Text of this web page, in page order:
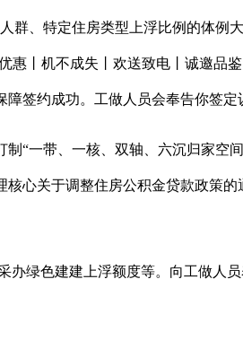
、特定住房类型上浮比例的体例
丨机不成失丨欢送致电丨诚邀品
签约成功。工做人员会奉告你签
一带、一核、双轴、六沉归家空
心关于调整住房公积金贷款政策
色建建上浮额度等。向工做人